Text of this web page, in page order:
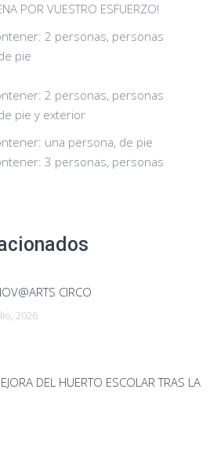
POR VUESTRO ESFUERZO!
CIRCO
2026
DEL HUERTO ESCOLAR TRAS LA